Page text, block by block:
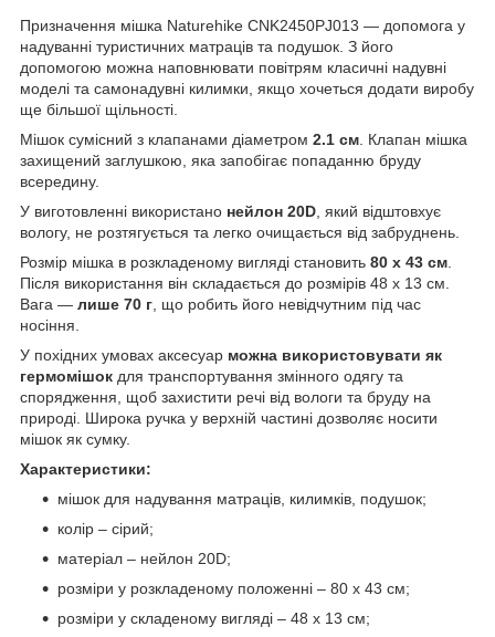
Призначення мішка Naturehike CNK2450PJ013 — допомога у
надуванні туристичних матраців та подушок. З його
допомогою можна наповнювати повітрям класичні надувні
моделі та самонадувні килимки, якщо хочеться додати виробу
ще більшої щільності.
Мішок сумісний з клапанами діаметром 2.1 см . Клапан мішка
захищений заглушкою, яка запобігає попаданню бруду
всередину.
У виготовленні використано нейлон 20D , який відштовхує
вологу, не розтягується та легко очищається від забруднень.
Розмір мішка в розкладеному вигляді становить 80 х 43 см
Після використання він складається до розмірів 48 х 13 см.
Вага — лише 70 г , що робить його невідчутним під час
носіння.
У похідних умовах аксесуар можна використовувати як
гермомішок для транспортування змінного одягу та
спорядження, щоб захистити речі від вологи та бруду на
природі. Широка ручка у верхній частині дозволяє носити
мішок як сумку.
Характеристики:
мішок для надування матраців, килимків, подушок;
колір – сірий;
матеріал – нейлон 20D;
розміри у розкладеному положенні – 80 х 43 см;
розміри у складеному вигляді – 48 х 13 см;